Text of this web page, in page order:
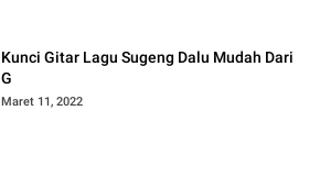
Kunci Gitar Lagu Sugeng Dalu Mudah Dari
G
Maret 11, 2022